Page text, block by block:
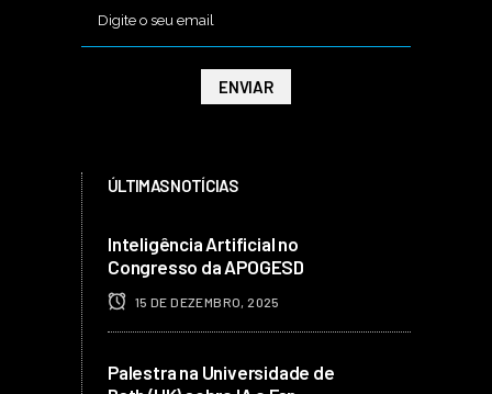
ÚLTIMAS NOTÍCIAS
Inteligência Artificial no
Congresso da APOGESD
15 DE DEZEMBRO, 2025
Palestra na Universidade de